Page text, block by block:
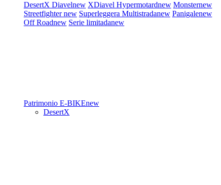
DesertX Diavelnew XDiavel Hypermotardnew Monsternew
Streetfighternew Superleggera Multistradanew Panigalenew
Off Roadnew Serie limitadanew
Patrimonio E-BIKEnew
DesertX